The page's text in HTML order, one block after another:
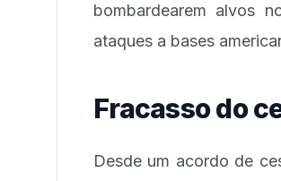
bombardearem alvos
ataques a bases
Fracasso do
Desde um acordo de